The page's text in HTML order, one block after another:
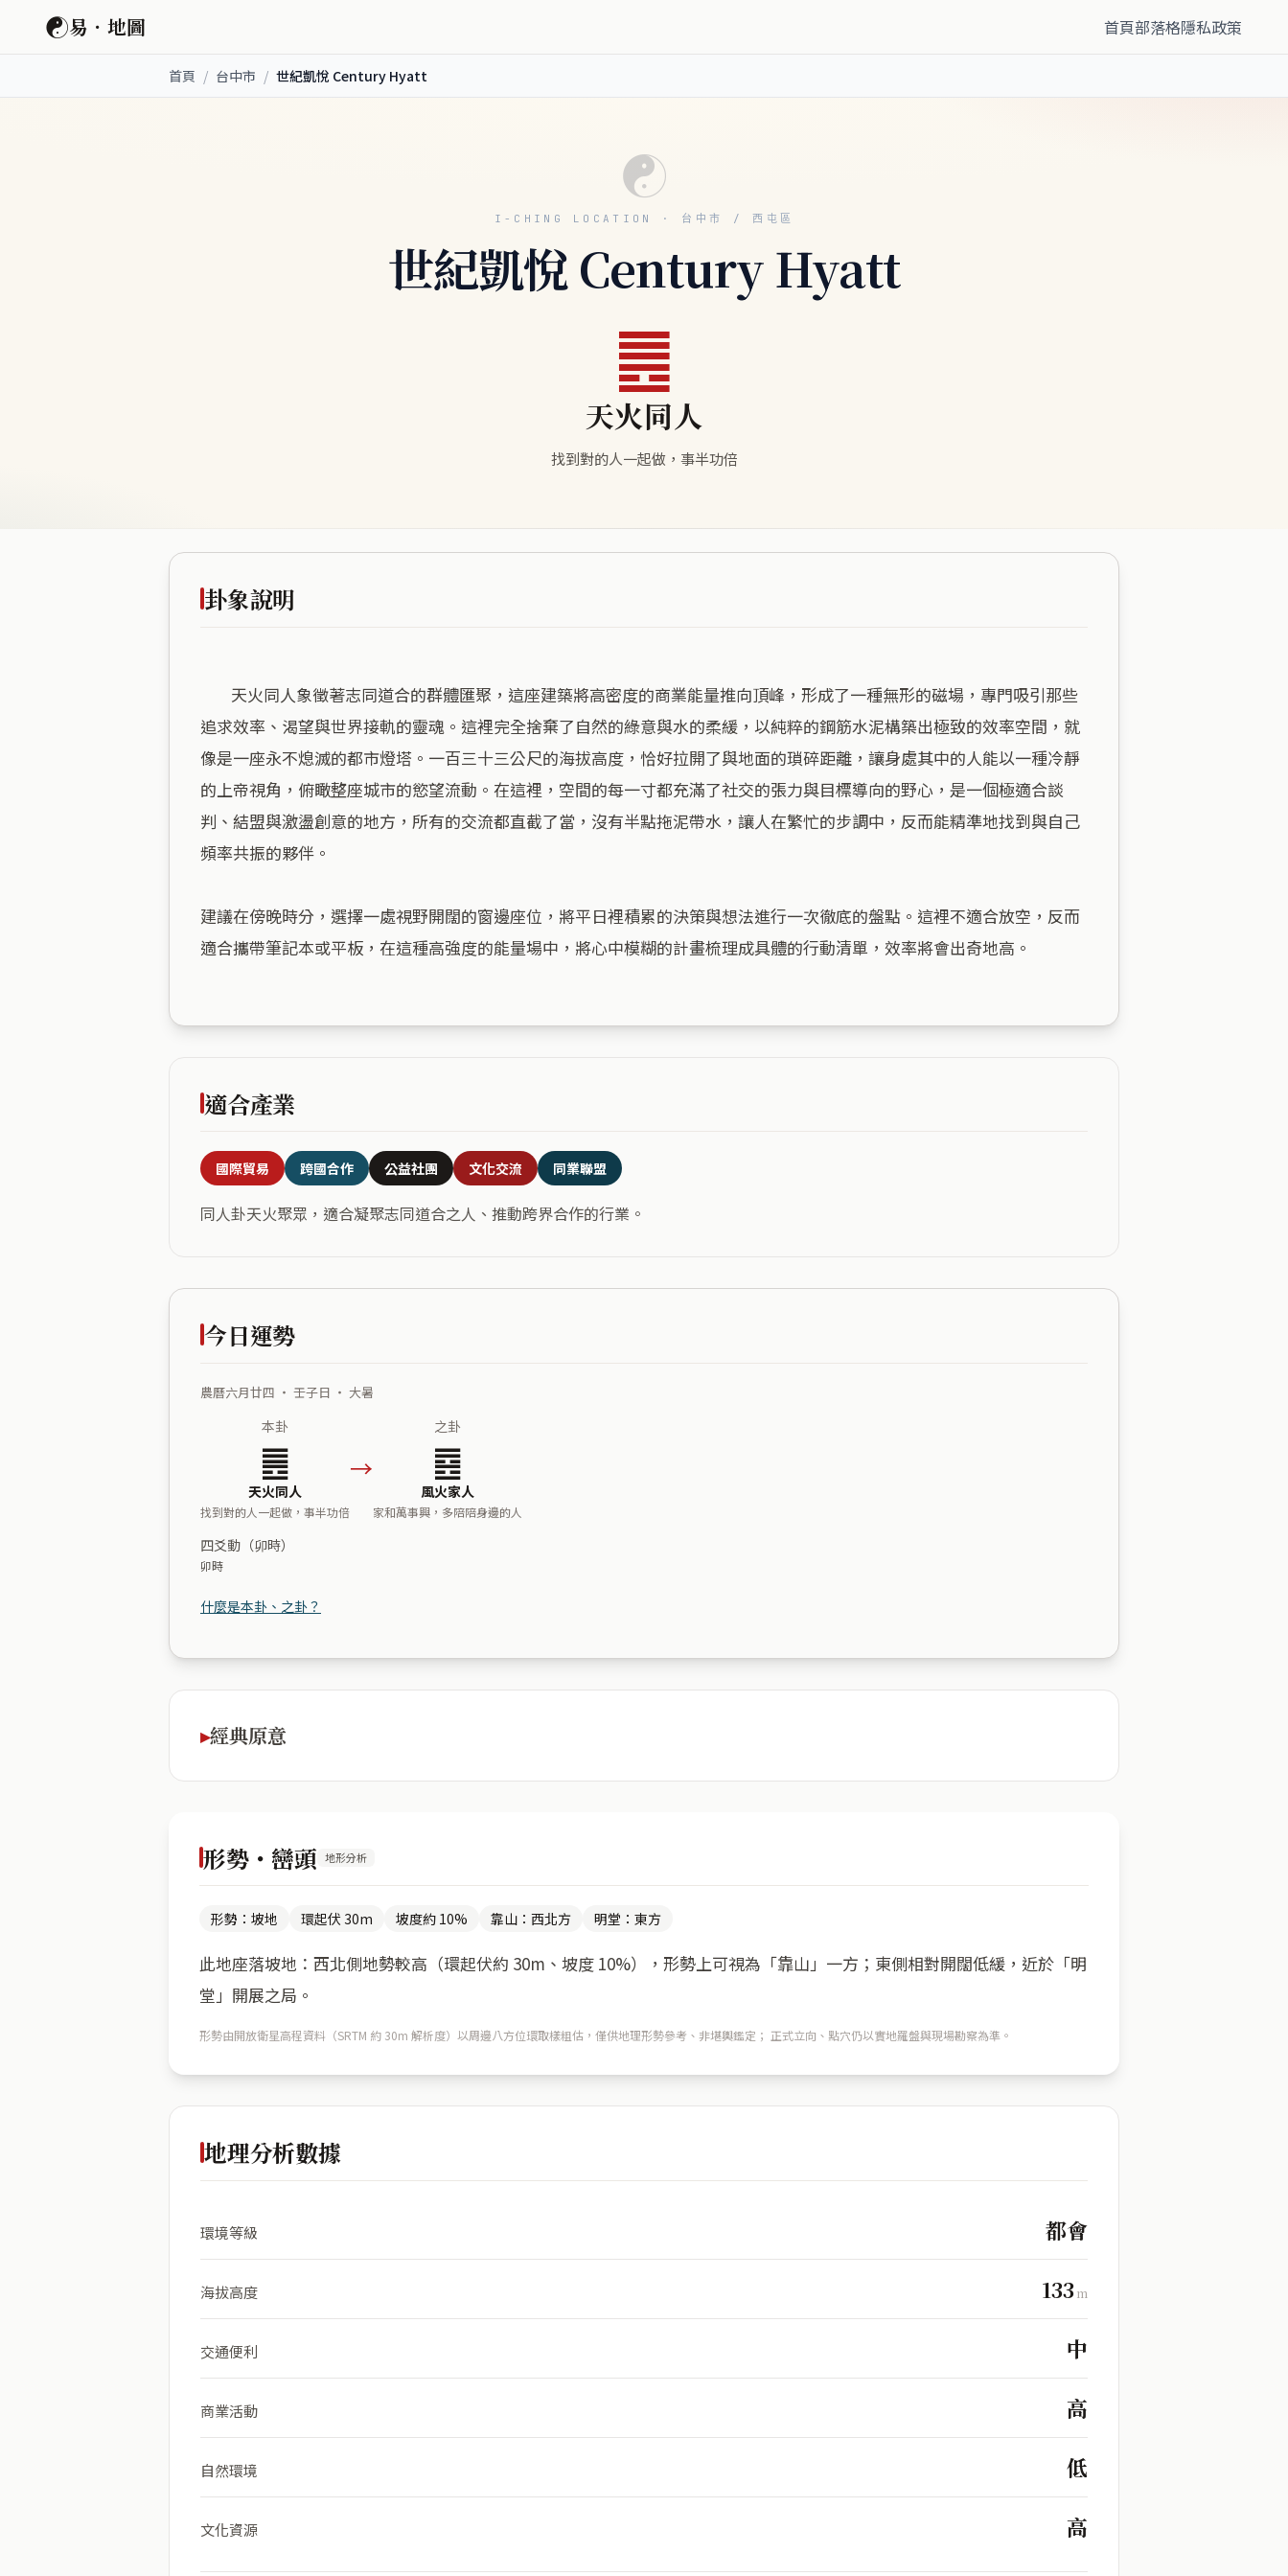
☯易．地圖 首頁部落格隱私政策
首頁 / 台中市 / 世紀凱悅 Century Hyatt
☯
I-CHING LOCATION · 台中市 / 西屯區
世紀凱悅 Century Hyatt
䷌
天火同人
找到對的人一起做，事半功倍
卦象說明
追求效率、渴望與世界接軌的靈魂。這裡完全捨棄了自然的綠意與水的柔緩，以純粹的鋼筋水泥構築出極致的效率空間，就
像是一座永不熄滅的都市燈塔。一百三十三公尺的海拔高度，恰好拉開了與地面的瑣碎距離，讓身處其中的人能以一種冷靜
的上帝視角，俯瞰整座城市的慾望流動。在這裡，空間的每一寸都充滿了社交的張力與目標導向的野心，是一個極適合談
判、結盟與激盪創意的地方，所有的交流都直截了當，沒有半點拖泥帶水，讓人在繁忙的步調中，反而能精準地找到與自己
頻率共振的夥伴。
建議在傍晚時分，選擇一處視野開闊的窗邊座位，將平日裡積累的決策與想法進行一次徹底的盤點。這裡不適合放空，反而
適合攜帶筆記本或平板，在這種高強度的能量場中，將心中模糊的計畫梳理成具體的行動清單，效率將會出奇地高。
適合產業
國際貿易 跨國合作 公益社團 文化交流 同業聯盟
同人卦天火聚眾，適合凝聚志同道合之人、推動跨界合作的行業。
今日運勢
農曆六月廿四 ・ 壬子日 ・ 大暑
本卦
䷌
天火同人
找到對的人一起做，事半功倍
→
之卦
䷤
風火家人
家和萬事興，多陪陪身邊的人
四爻動（卯時）
卯時
什麼是本卦、之卦？
經典原意
形勢・巒頭 地形分析
形勢：坡地 環起伏 30m 坡度約 10% 靠山：西北方 明堂：東方
此地座落坡地：西北側地勢較高（環起伏約 30m、坡度 10%），形勢上可視為「靠山」一方；東側相對開闊低緩，近於「明
堂」開展之局。
形勢由開放衛星高程資料（SRTM 約 30m 解析度）以周邊八方位環取樣粗估，僅供地理形勢參考、非堪輿鑑定； 正式立向、點穴仍以實地羅盤與現場勘察為準。
地理分析數據
環境等級 都會
海拔高度 133m
交通便利 中
商業活動 高
自然環境 低
文化資源 高